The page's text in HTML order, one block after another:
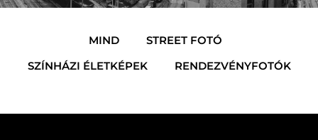
MIND
STREET FOTÓ
SZÍNHÁZI ÉLETKÉPEK
RENDEZVÉNYFOTÓK